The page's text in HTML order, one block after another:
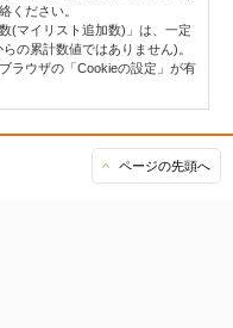
ください。
(マイリスト追加数)」は、一定
の累計数値ではありません)。
ラウザの「Cookieの設定」が有
ページの先頭へ